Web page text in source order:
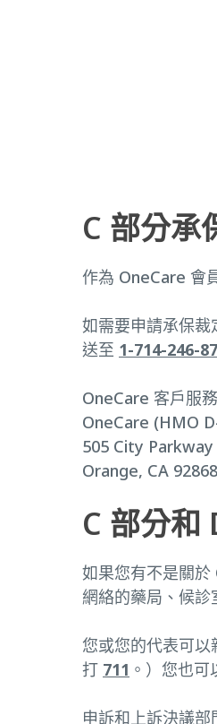
C 部分承
作為 OneCare 會
如需要申請承保裁
送至 1-714-246-
OneCare 客戶服務
OneCare (HMO
505 City
Orange, CA 92868
C 部分和
如果您有不是關
網絡的藥局、候診
您或您的代表可
打 711 。）您也
申訴和上訴決議部